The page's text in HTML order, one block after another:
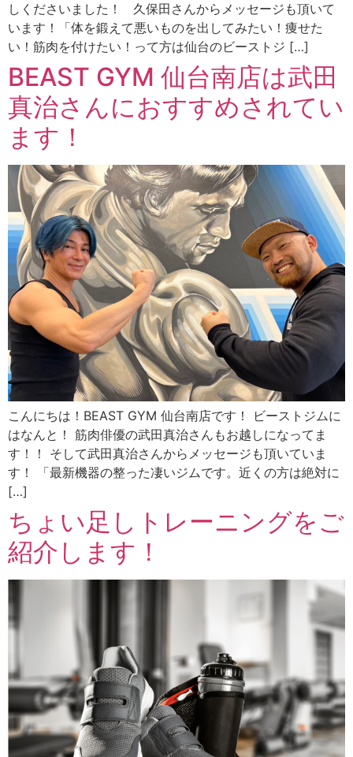
しくださいました！ 久保田さんからメッセージも頂いて
います！「体を鍛えて悪いものを出してみたい！痩せた
い！筋肉を付けたい！って方は仙台のビーストジ […]
BEAST GYM 仙台南店は武田
真治さんにおすすめされてい
ます！
こんにちは！BEAST GYM 仙台南店です！ ビーストジムに
はなんと！ 筋肉俳優の武田真治さんもお越しになってま
す！！ そして武田真治さんからメッセージも頂いていま
す！ 「最新機器の整った凄いジムです。近くの方は絶対に
[…]
ちょい足しトレーニングをご
紹介します！